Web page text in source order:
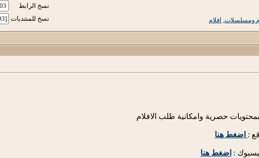
ومسلسلات, افلام
نسخ الرابط
نسخ للمنتديات
حصرية وامكانية طلب الافلام
: اضغط هنا
: اضغط هنا